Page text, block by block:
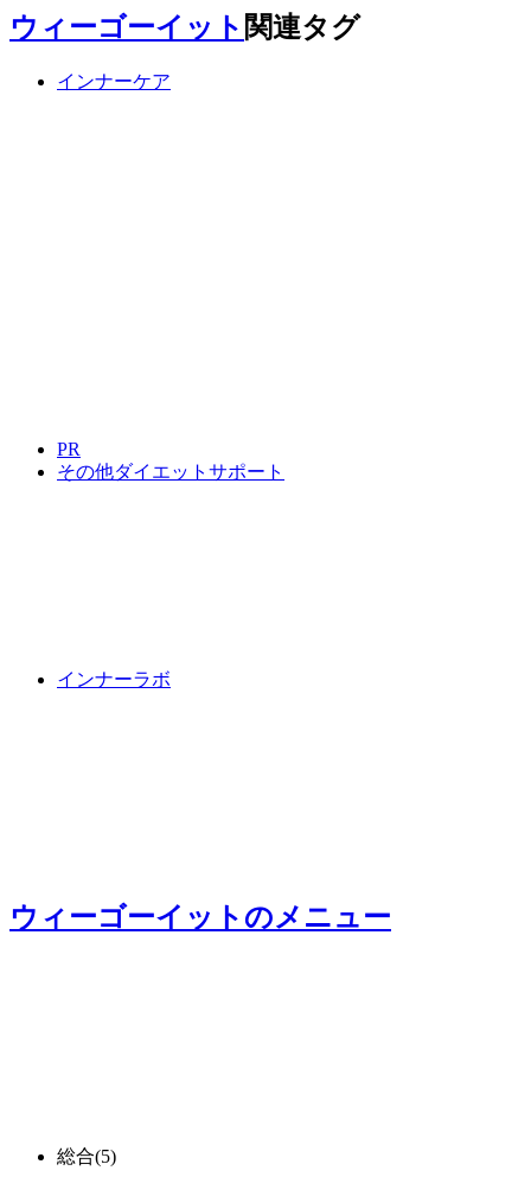
ウィーゴーイット 関連タグ
インナーケア
PR
その他ダイエットサポート
インナーラボ
ウィーゴーイット のメニュー
総合(5)